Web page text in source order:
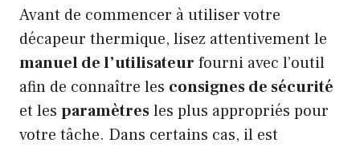
Avant de commencer à utiliser votre
décapeur thermique, lisez attentivement le
manuel de l’utilisateur fourni avec l’outil
afin de connaître les consignes de sécurité
et les paramètresles plus appropriés pour
votre tâche. Dans certains cas, il est